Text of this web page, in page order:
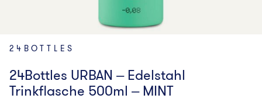
24BOTTLES
24Bottles URBAN – Edelstahl
Trinkflasche 500ml – MINT